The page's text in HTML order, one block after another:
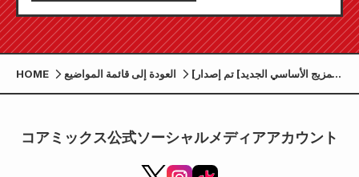
HOME العودة إلى قائمة المواضيع
[المزيج الأساسي الجديد] تم إصدار
Zenon Comics يوم الخميس 7
コアミックス公式ソーシャルメディアアカウント